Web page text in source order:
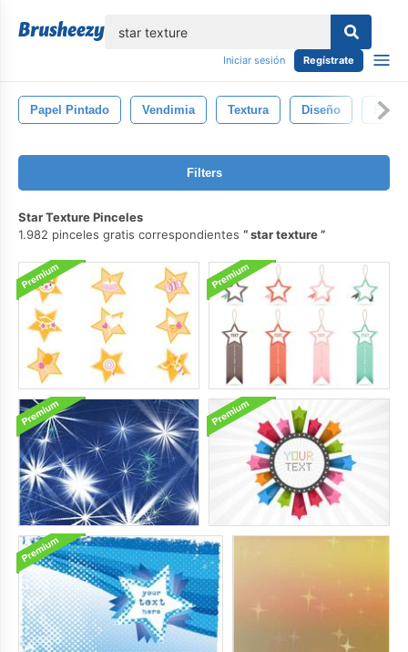
Iniciar sesión Regístrate
Papel Pintado Vendimia Textura Diseño
Filters
Star Texture Pinceles
1.982 pinceles gratis correspondientes
star texture